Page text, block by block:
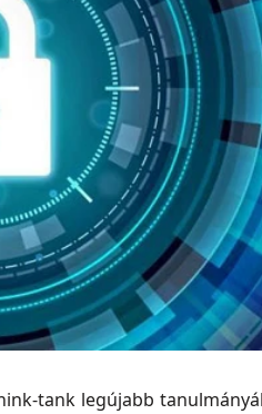
tank legújabb